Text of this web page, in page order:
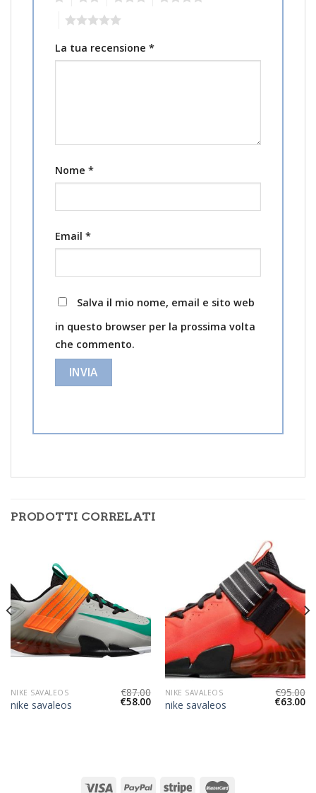
La tua recensione *
Nome *
Email *
Salva il mio nome, email e sito web
in questo browser per la prossima volta
che commento.
PRODOTTI CORRELATI
NIKE SAVALEOS
nike savaleos
€87.00
€58.00
NIKE SAVALEOS
nike savaleos
€95.00
€63.00